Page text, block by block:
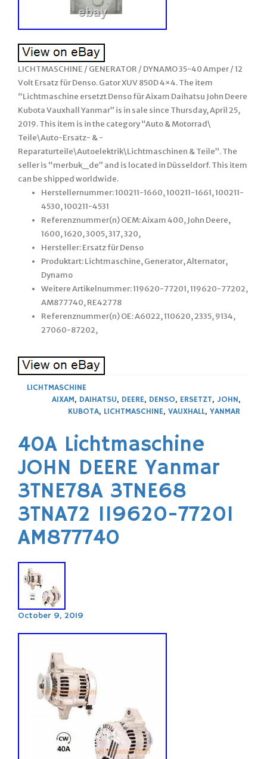
LICHTMASCHINE / GENERATOR / DYNAMO 35-40 Amper / 12
Volt Ersatz für Denso. Gator XUV 850D 4×4. The item
“Lichtmaschine ersetzt Denso für Aixam Daihatsu John Deere
Kubota Vauxhall Yanmar” is in sale since Thursday, April 25,
2019. This item is in the category “Auto & Motorrad\
Teile\Auto-Ersatz- & -
Reparaturteile\Autoelektrik\Lichtmaschinen & Teile”. The
seller is “merbuk_de” and is located in Düsseldorf. This item
can be shipped worldwide.
Herstellernummer: 100211-1660, 100211-1661, 100211-
4530, 100211-4531
Referenznummer(n) OEM: Aixam 400, John Deere,
1600, 1620, 3005, 317, 320,
Hersteller: Ersatz für Denso
Produktart: Lichtmaschine, Generator, Alternator,
Dynamo
Weitere Artikelnummer: 119620-77201, 119620-77202,
AM877740, RE42778
Referenznummer(n) OE: A6022, 110620, 2335, 9134,
27060-87202,
LICHTMASCHINE
AIXAM, DAIHATSU, DEERE, DENSO, ERSETZT, JOHN,
KUBOTA, LICHTMASCHINE, VAUXHALL, YANMAR
40A Lichtmaschine
JOHN DEERE Yanmar
3TNE78A 3TNE68
3TNA72 119620-77201
AM877740
October 9, 2019